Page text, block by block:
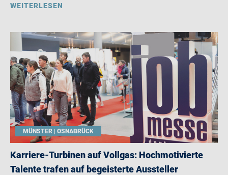
WEITERLESEN
MÜNSTER | OSNABRÜCK
Karriere-Turbinen auf Vollgas: Hochmotivierte
Talente trafen auf begeisterte Aussteller